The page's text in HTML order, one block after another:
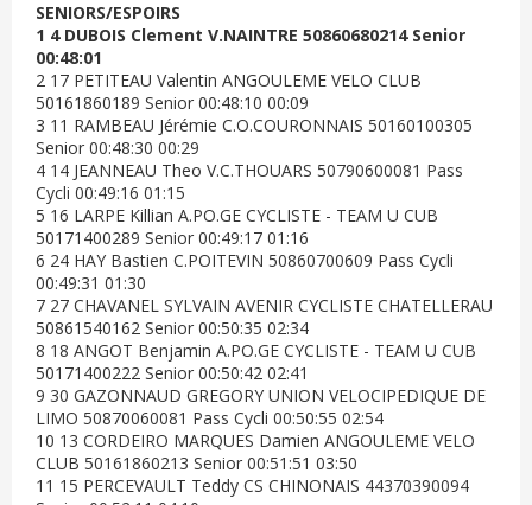
SENIORS/ESPOIRS
1 4 DUBOIS Clement V.NAINTRE 50860680214 Senior
00:48:01
2 17 PETITEAU Valentin ANGOULEME VELO CLUB
50161860189 Senior 00:48:10 00:09
3 11 RAMBEAU Jérémie C.O.COURONNAIS 50160100305
Senior 00:48:30 00:29
4 14 JEANNEAU Theo V.C.THOUARS 50790600081 Pass
Cycli 00:49:16 01:15
5 16 LARPE Killian A.PO.GE CYCLISTE - TEAM U CUB
50171400289 Senior 00:49:17 01:16
6 24 HAY Bastien C.POITEVIN 50860700609 Pass Cycli
00:49:31 01:30
7 27 CHAVANEL SYLVAIN AVENIR CYCLISTE CHATELLERAU
50861540162 Senior 00:50:35 02:34
8 18 ANGOT Benjamin A.PO.GE CYCLISTE - TEAM U CUB
50171400222 Senior 00:50:42 02:41
9 30 GAZONNAUD GREGORY UNION VELOCIPEDIQUE DE
LIMO 50870060081 Pass Cycli 00:50:55 02:54
10 13 CORDEIRO MARQUES Damien ANGOULEME VELO
CLUB 50161860213 Senior 00:51:51 03:50
11 15 PERCEVAULT Teddy CS CHINONAIS 44370390094